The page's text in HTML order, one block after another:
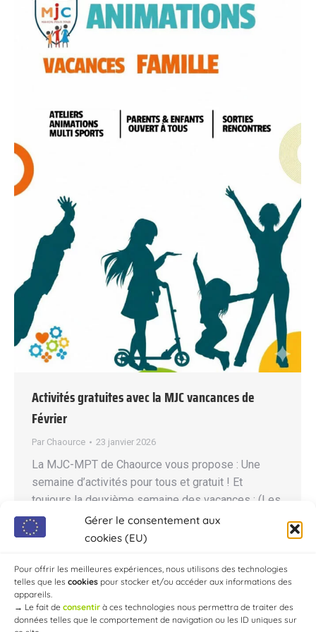
Gérer le consentement aux
cookies (EU)
Pour offrir les meilleures expériences, nous utilisons des technologies
telles que les cookies pour stocker et/ou accéder aux informations des
appareils.
→ Le fait de consentir à ces technologies nous permettra de traiter des
données telles que le comportement de navigation ou les ID uniques sur
Activités gratuites avec la MJC vancances de
Février
Par Chaource 23 janvier 2026
La MJC-MPT de Chaource vous propose : Une
semaine d’activités pour tous et gratuit ! Et
toujours la deuxième semaine des vacances : (Les
goûters sont fournis) Du mardi 24 Février au
vendredi 27 Février 2026 Mardi 24 Février Départ
les-Vergers (Enregistrement radio) A partir…